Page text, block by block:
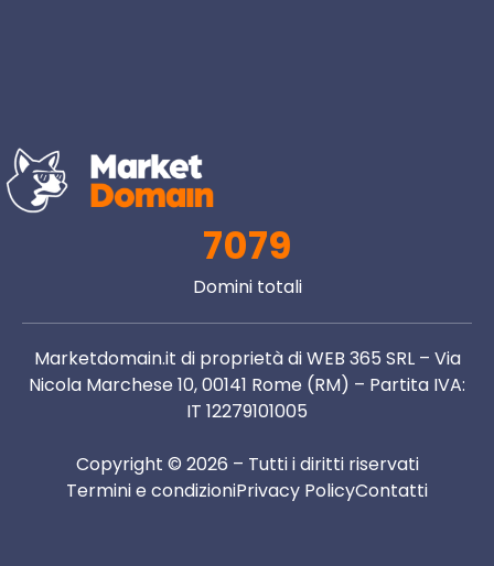
7079
Domini totali
Marketdomain.it di proprietà di WEB 365 SRL – Via
Nicola Marchese 10, 00141 Rome (RM) – Partita IVA:
IT 12279101005
Copyright © 2026 – Tutti i diritti riservati
Termini e condizioniPrivacy PolicyContatti